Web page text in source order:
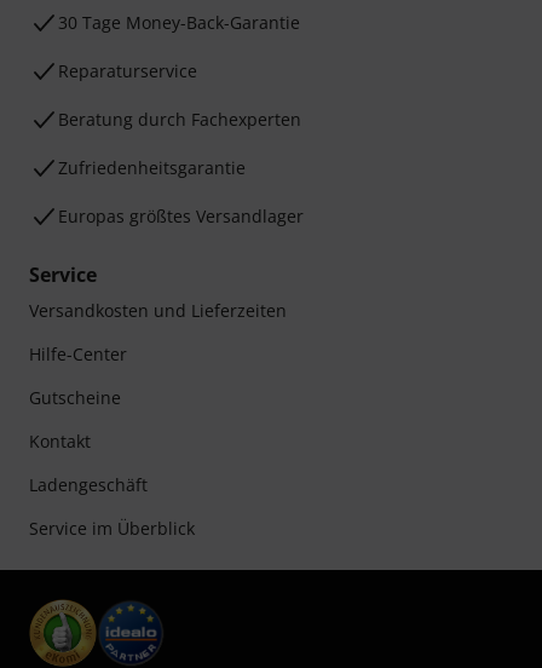
30 Tage Money-Back-Garantie
Reparaturservice
Beratung durch Fachexperten
Zufriedenheitsgarantie
Europas größtes Versandlager
Service
Versandkosten und Lieferzeiten
Hilfe-Center
Gutscheine
Kontakt
Ladengeschäft
Service im Überblick